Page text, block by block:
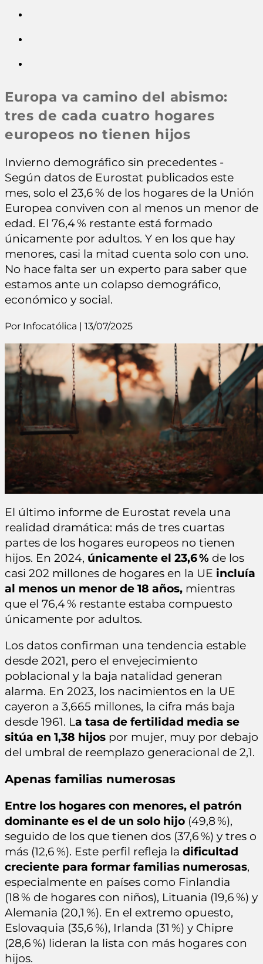
Europa va camino del abismo:
tres de cada cuatro hogares
europeos no tienen hijos
Invierno demográfico sin precedentes -
Según datos de Eurostat publicados este
mes, solo el 23,6 % de los hogares de la Unión
Europea conviven con al menos un menor de
edad. El 76,4 % restante está formado
únicamente por adultos. Y en los que hay
menores, casi la mitad cuenta solo con uno.
No hace falta ser un experto para saber que
estamos ante un colapso demográfico,
económico y social.
Por Infocatólica | 13/07/2025
El último informe de Eurostat revela una
realidad dramática: más de tres cuartas
partes de los hogares europeos no tienen
hijos. En 2024, únicamente el 23,6 % de los
casi 202 millones de hogares en la UE incluía
al menos un menor de 18 años, mientras
que el 76,4 % restante estaba compuesto
únicamente por adultos.
Los datos confirman una tendencia estable
desde 2021, pero el envejecimiento
poblacional y la baja natalidad generan
alarma. En 2023, los nacimientos en la UE
cayeron a 3,665 millones, la cifra más baja
desde 1961. La tasa de fertilidad media se
sitúa en 1,38 hijos por mujer, muy por debajo
del umbral de reemplazo generacional de 2,1.
Apenas familias numerosas
Entre los hogares con menores, el patrón
dominante es el de un solo hijo (49,8 %),
seguido de los que tienen dos (37,6 %) y tres o
más (12,6 %). Este perfil refleja la dificultad
creciente para formar familias numerosas,
especialmente en países como Finlandia
(18 % de hogares con niños), Lituania (19,6 %) y
Alemania (20,1 %). En el extremo opuesto,
Eslovaquia (35,6 %), Irlanda (31 %) y Chipre
(28,6 %) lideran la lista con más hogares con
hijos.